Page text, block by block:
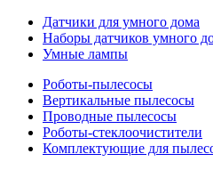
Датчики для умного дома
Наборы датчиков умного
Умные лампы
Роботы-пылесосы
Вертикальные пылесосы
Проводные пылесосы
Роботы-стеклоочистители
Комплектующие для